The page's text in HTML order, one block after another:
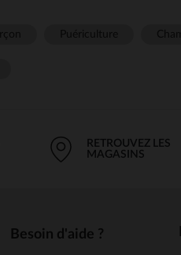
RETROUVEZ LES
MAGASINS
Besoin d'aide ?